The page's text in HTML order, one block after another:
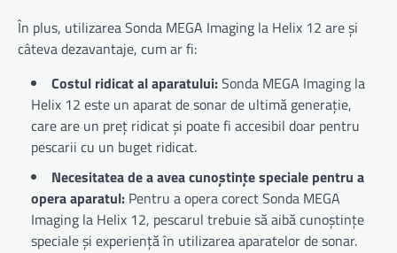
În plus, utilizarea Sonda MEGA Imaging la Helix 12 are și
câteva dezavantaje, cum ar fi:
Costul ridicat al aparatului:Sonda MEGA Imaging la
Helix 12 este un aparat de sonar de ultimă generație,
care are un preț ridicat și poate fi accesibil doar pentru
pescarii cu un buget ridicat.
Necesitatea de a avea cunoștințe speciale pentru a
opera aparatul: Pentru a opera corect Sonda MEGA
Imaging la Helix 12, pescarul trebuie să aibă cunoștințe
speciale și experiență în utilizarea aparatelor de sonar.